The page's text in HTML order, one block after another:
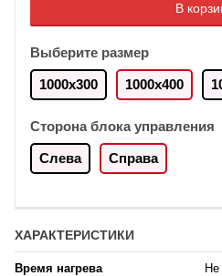
В
Выберите размер
1000х300 1000х400
Сторона блока управления
Слева Справа
ХАРАКТЕРИСТИКИ
Время нагрева Не